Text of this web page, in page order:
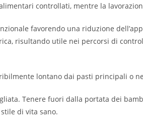
controllati, mentre la
favorendo una riduzione
risultando utile nei percorsi di
lontano dai pasti principali o
Tenere fuori dalla portata dei
di vita sano.